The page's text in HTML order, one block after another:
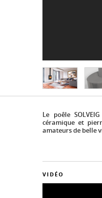
Le poêle
céramique et
amateurs de belle
VIDÉO